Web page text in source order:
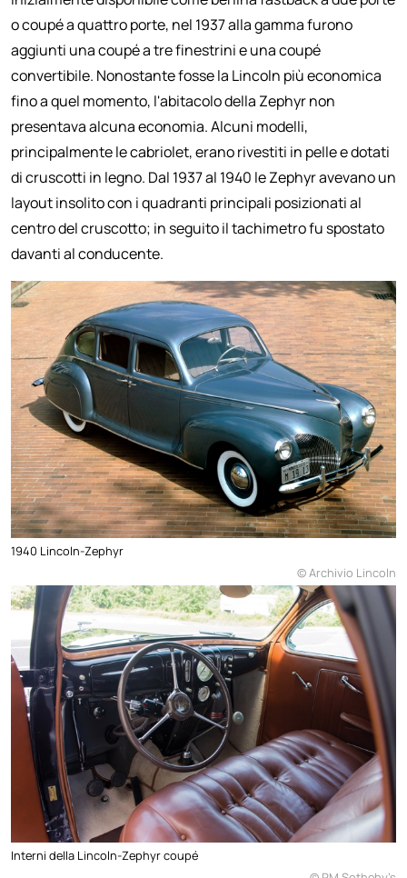
o coupé a quattro porte, nel 1937 alla gamma furono
aggiunti una coupé a tre finestrini e una coupé
convertibile. Nonostante fosse la Lincoln più economica
fino a quel momento, l'abitacolo della Zephyr non
presentava alcuna economia. Alcuni modelli,
principalmente le cabriolet, erano rivestiti in pelle e dotati
di cruscotti in legno. Dal 1937 al 1940 le Zephyr avevano un
layout insolito con i quadranti principali posizionati al
centro del cruscotto; in seguito il tachimetro fu spostato
davanti al conducente.
1940 Lincoln-Zephyr
© Archivio Lincoln
Interni della Lincoln-Zephyr coupé